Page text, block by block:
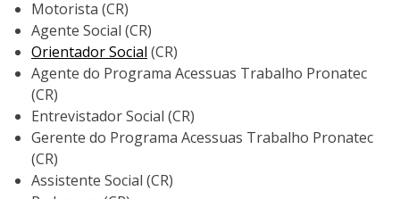
Motorista (CR)
Agente Social (CR)
Orientador Social (CR)
Agente do Programa Acessuas Trabalho Pronatec
(CR)
Entrevistador Social (CR)
Gerente do Programa Acessuas Trabalho Pronatec
(CR)
Assistente Social (CR)